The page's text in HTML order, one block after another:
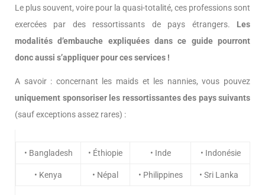
Le plus souvent, voire pour la quasi-totalité, ces professions sont
exercées par des ressortissants de pays étrangers. Les
modalités d’embauche expliquées dans ce guide pourront
donc aussi s’appliquer pour ces services !
A savoir : concernant les maids et les nannies, vous pouvez
uniquement sponsoriser les ressortissantes des pays suivants
(sauf exceptions assez rares) :
• Bangladesh • Éthiopie • Inde • Indonésie
• Kenya • Népal • Philippines • Sri Lanka